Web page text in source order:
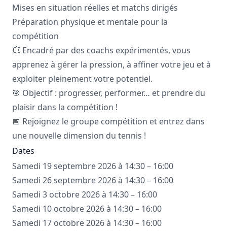
Mises en situation réelles et matchs dirigés
Préparation physique et mentale pour la
compétition
💥 Encadré par des coachs expérimentés, vous
apprenez à gérer la pression, à affiner votre jeu et à
exploiter pleinement votre potentiel.
🎯 Objectif : progresser, performer… et prendre du
plaisir dans la compétition !
📅 Rejoignez le groupe compétition et entrez dans
une nouvelle dimension du tennis !
Dates
Samedi 19 septembre 2026 à 14:30 – 16:00
Samedi 26 septembre 2026 à 14:30 – 16:00
Samedi 3 octobre 2026 à 14:30 – 16:00
Samedi 10 octobre 2026 à 14:30 – 16:00
Samedi 17 octobre 2026 à 14:30 – 16:00